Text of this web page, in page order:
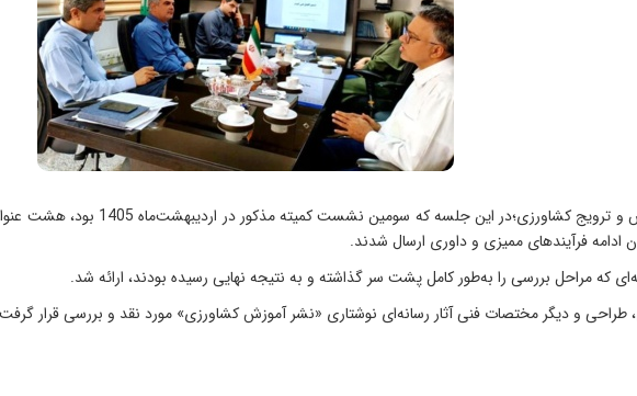
به گزارش روابط عمومی موسسه آموزش
ادامه فرآیندهای ممیزی و داوری ارسال شدند.
طراحی و دیگر مختصات فنی آثار رسانه‌ای نوشتاری «نشر آموزش کشاورزی» مورد نقد و بررسی قرار